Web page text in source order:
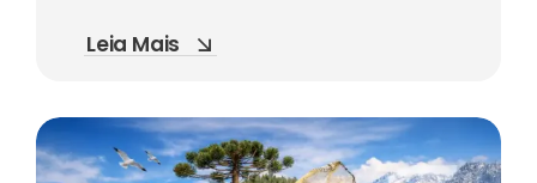
Leia Mais